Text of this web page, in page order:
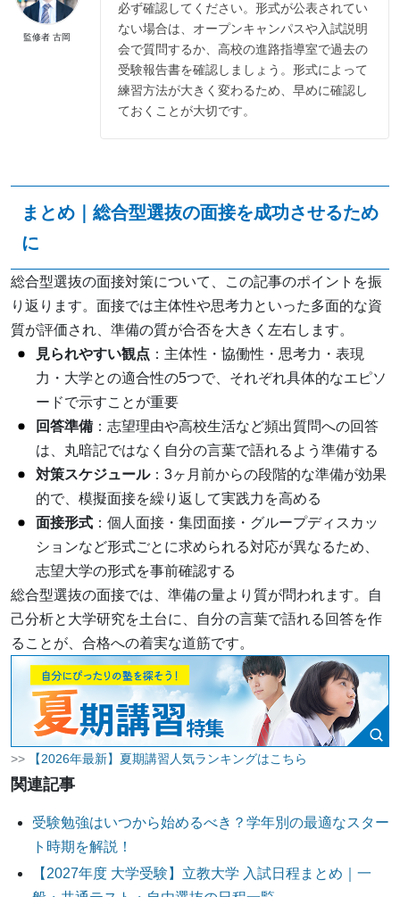
監修者 古岡
必ず確認してください。形式が公表されてい
ない場合は、オープンキャンパスや入試説明
会で質問するか、高校の進路指導室で過去の
受験報告書を確認しましょう。形式によって
練習方法が大きく変わるため、早めに確認し
ておくことが大切です。
まとめ｜総合型選抜の面接を成功させるため
に
総合型選抜の面接対策について、この記事のポイントを振
り返ります。面接では主体性や思考力といった多面的な資
質が評価され、準備の質が合否を大きく左右します。
見られやすい観点 ：主体性・協働性・思考力・表現
力・大学との適合性の5つで、それぞれ具体的なエピソ
ードで示すことが重要
回答準備 ：志望理由や高校生活など頻出質問への回答
は、丸暗記ではなく自分の言葉で語れるよう準備する
対策スケジュール：3ヶ月前からの段階的な準備が効果
的で、模擬面接を繰り返して実践力を高める
面接形式 ：個人面接・集団面接・グループディスカッ
ションなど形式ごとに求められる対応が異なるため、
志望大学の形式を事前確認する
総合型選抜の面接では、準備の量より質が問われます。自
己分析と大学研究を土台に、自分の言葉で語れる回答を作
ることが、合格への着実な道筋です。
>> 【2026年最新】夏期講習人気ランキングはこちら
関連記事
受験勉強はいつから始めるべき？学年別の最適なスター
ト時期を解説！
【2027年度 大学受験】立教大学 入試日程まとめ｜一